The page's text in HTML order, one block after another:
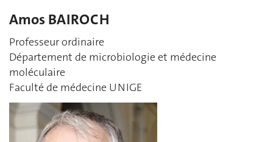
Amos BAIROCH
Professeur ordinaire
Département de microbiologie et médecine
moléculaire
Faculté de médecine UNIGE